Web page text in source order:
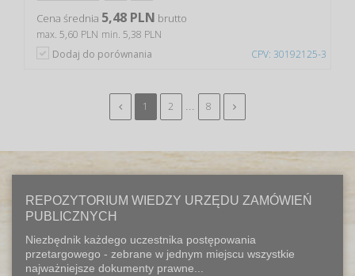
CPV: 30192125-3
Cena średnia 5,48 PLN brutto
max. 5,60 PLN min. 5,38 PLN
Dodaj do porównania
1 2 ... 8
REPOZYTORIUM WIEDZY URZĘDU ZAMÓWIEŃ
PUBLICZNYCH
Niezbędnik każdego uczestnika postępowania
przetargowego - zebrane w jednym miejscu wszystkie
najważniejsze dokumenty prawne...